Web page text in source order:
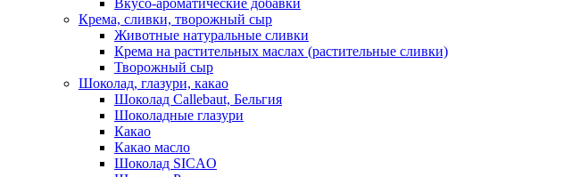
Вкусо-ароматические добавки
Крема, сливки, творожный сыр
Животные натуральные сливки
Крема на растительных маслах (растительные сливки)
Творожный сыр
Шоколад, глазури, какао
Шоколад Callebaut, Бельгия
Шоколадные глазури
Какао
Какао масло
Шоколад SICAO